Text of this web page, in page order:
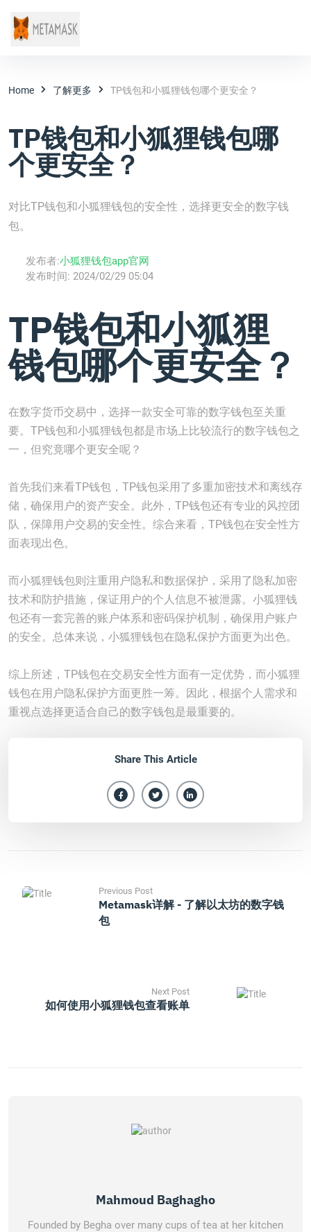
Home 了解更多 TP钱包和小狐狸钱包哪个更安全？
TP钱包和小狐狸钱包哪
个更安全？
对比TP钱包和小狐狸钱包的安全性，选择更安全的数字钱
包。
发布者:小狐狸钱包app官网
发布时间: 2024/02/29 05:04
TP钱包和小狐狸
钱包哪个更安全？
在数字货币交易中，选择一款安全可靠的数字钱包至关重
要。TP钱包和小狐狸钱包都是市场上比较流行的数字钱包之
一，但究竟哪个更安全呢？
首先我们来看TP钱包，TP钱包采用了多重加密技术和离线存
储，确保用户的资产安全。此外，TP钱包还有专业的风控团
队，保障用户交易的安全性。综合来看，TP钱包在安全性方
面表现出色。
而小狐狸钱包则注重用户隐私和数据保护，采用了隐私加密
技术和防护措施，保证用户的个人信息不被泄露。小狐狸钱
包还有一套完善的账户体系和密码保护机制，确保用户账户
的安全。总体来说，小狐狸钱包在隐私保护方面更为出色。
综上所述，TP钱包在交易安全性方面有一定优势，而小狐狸
钱包在用户隐私保护方面更胜一筹。因此，根据个人需求和
重视点选择更适合自己的数字钱包是最重要的。
Share This Article
Previous Post
Metamask详解 - 了解以太坊的数字钱
包
Next Post
如何使用小狐狸钱包查看账单
Mahmoud Baghagho
Founded by Begha over many cups of tea at her kitchen